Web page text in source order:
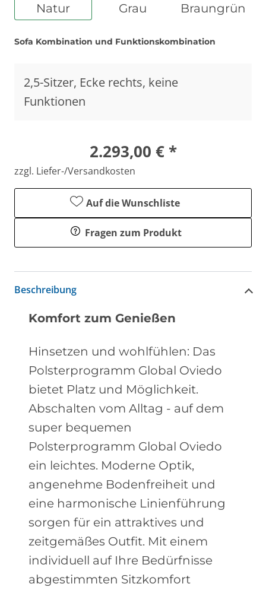
Natur Grau Braungrün
Sofa Kombination und Funktionskombination
2,5-Sitzer, Ecke rechts, keine
Funktionen
2.293,00 € *
zzgl. Liefer-/Versandkosten
Auf die Wunschliste
Fragen zum Produkt
Beschreibung
Komfort zum Genießen
Hinsetzen und wohlfühlen: Das
Polsterprogramm Global Oviedo
bietet Platz und Möglichkeit.
Abschalten vom Alltag - auf dem
super bequemen
Polsterprogramm Global Oviedo
ein leichtes. Moderne Optik,
angenehme Bodenfreiheit und
eine harmonische Linienführung
sorgen für ein attraktives und
zeitgemäßes Outfit. Mit einem
individuell auf Ihre Bedürfnisse
abgestimmten Sitzkomfort